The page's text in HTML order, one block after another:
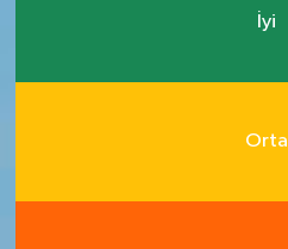
İyi
Orta